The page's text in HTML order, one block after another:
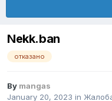
Nekk.ban
отказано
By mangas
January 20, 2023 in